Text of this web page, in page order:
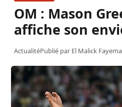
OM : Mason
affiche son
ActualitéPublié par El Malick Faye